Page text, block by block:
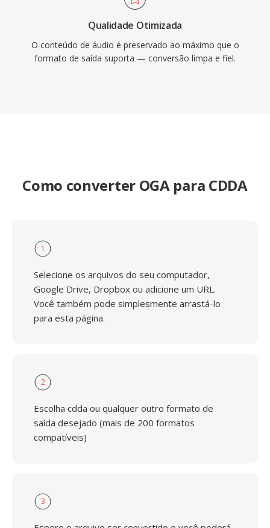
Qualidade Otimizada
O conteúdo de áudio é preservado ao máximo que o
formato de saída suporta — conversão limpa e fiel.
Como converter OGA para CDDA
1
Selecione os arquivos do seu computador,
Google Drive, Dropbox ou adicione um URL.
Você também pode simplesmente arrastá-lo
para esta página.
2
Escolha cdda ou qualquer outro formato de
saída desejado (mais de 200 formatos
compatíveis)
3